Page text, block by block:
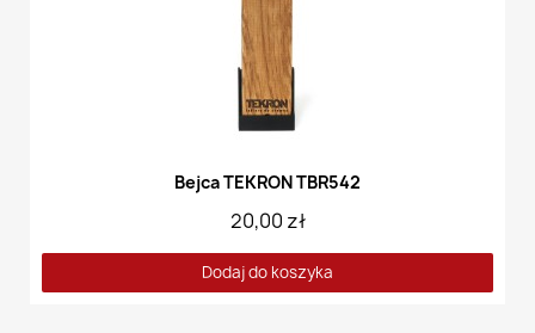
Bejca TEKRON TBR542
20,00 zł
Dodaj do koszyka